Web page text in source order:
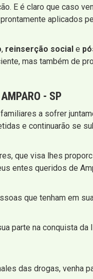
E é claro que caso
aplicados
, reinserção social e
mas também de
- SP
a sofrer
e continuarão se
que visa lhes
entes queridos de
que tenham em
parte na conquista
das drogas, venha